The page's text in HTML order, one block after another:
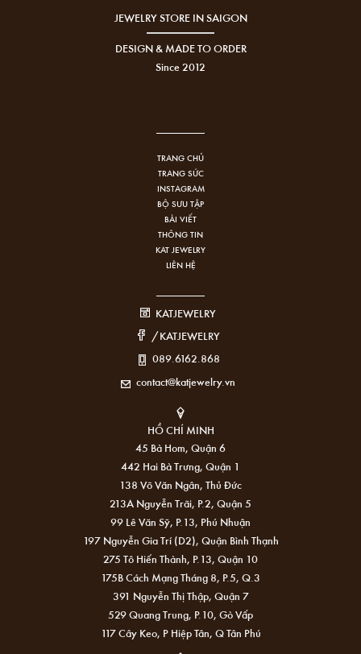
JEWELRY STORE IN SAIGON
DESIGN & MADE TO ORDER
Since 2012
TRANG CHỦ
TRANG SỨC
INSTAGRAM
BỘ SƯU TẬP
BÀI VIẾT
THÔNG TIN
KAT JEWELRY
LIÊN HỆ
KATJEWELRY
/KATJEWELRY
089.6162.868
contact@katjewelry.vn
HỒ CHÍ MINH
45 Bà Hom, Quận 6
442 Hai Bà Trưng, Quận 1
138 Võ Văn Ngân, Thủ Đức
213A Nguyễn Trãi, P.2, Quận 5
99 Lê Văn Sỹ, P.13, Phú Nhuận
197 Nguyễn Gia Trí (D2), Quận Bình Thạnh
275 Tô Hiến Thành, P.13, Quận 10
175B Cách Mạng Tháng 8, P.5, Q.3
391 Nguyễn Thị Thập, Quận 7
529 Quang Trung, P.10, Gò Vấp
117 Cây Keo, P Hiệp Tân, Q Tân Phú